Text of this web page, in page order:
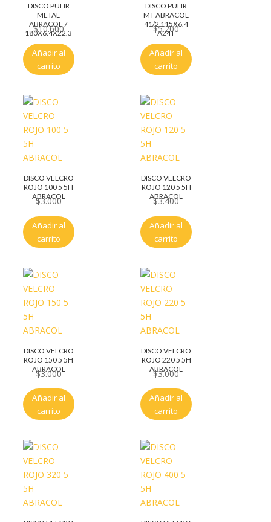
DISCO PULIR
METAL
ABRACOL 7
180X6.4X22.3
$10.600
Añadir al
carrito
DISCO PULIR
MT ABRACOL
41/2 115X6.4
A24T
$5.200
Añadir al
carrito
DISCO VELCRO
ROJO 100 5 5H
ABRACOL
$3.000
Añadir al
carrito
DISCO VELCRO
ROJO 120 5 5H
ABRACOL
$3.400
Añadir al
carrito
DISCO VELCRO
ROJO 150 5 5H
ABRACOL
$3.000
Añadir al
carrito
DISCO VELCRO
ROJO 220 5 5H
ABRACOL
$3.000
Añadir al
carrito